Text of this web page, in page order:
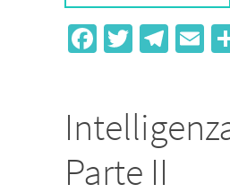
Fa
o
k
T
er
Te
a
E
Parte II